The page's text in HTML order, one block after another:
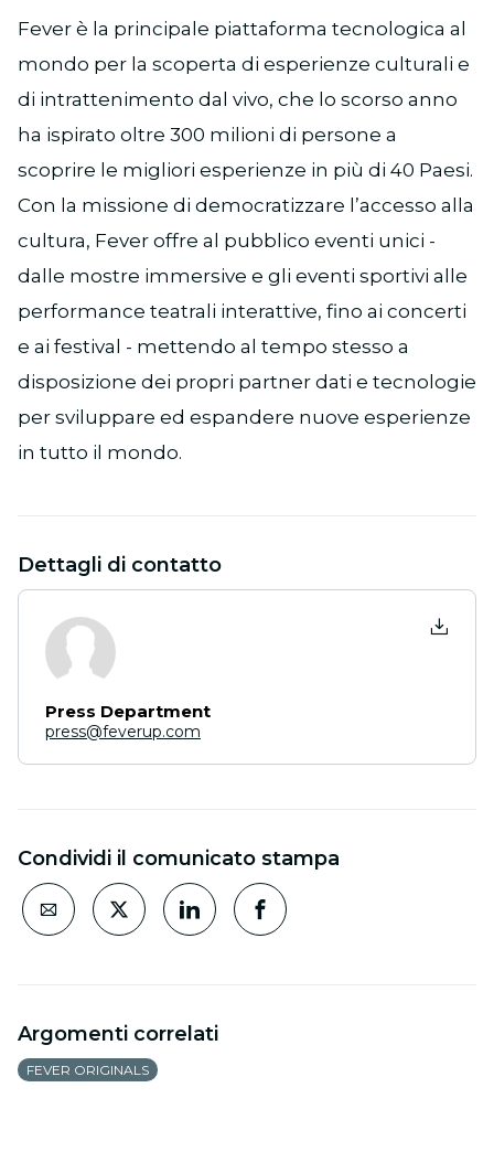
Fever è la principale piattaforma tecnologica al
mondo per la scoperta di esperienze culturali e
di intrattenimento dal vivo, che lo scorso anno
ha ispirato oltre 300 milioni di persone a
scoprire le migliori esperienze in più di 40 Paesi.
Con la missione di democratizzare l’accesso alla
cultura, Fever offre al pubblico eventi unici -
dalle mostre immersive e gli eventi sportivi alle
performance teatrali interattive, fino ai concerti
e ai festival - mettendo al tempo stesso a
disposizione dei propri partner dati e tecnologie
per sviluppare ed espandere nuove esperienze
in tutto il mondo.
Dettagli di contatto
Press Department
press@feverup.com
Condividi il comunicato stampa
Argomenti correlati
FEVER ORIGINALS